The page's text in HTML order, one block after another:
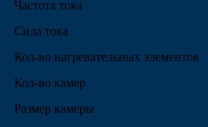
Частота тока
Сила тока
Кол-во нагревательных элементов
Кол-во камер
Размер камеры